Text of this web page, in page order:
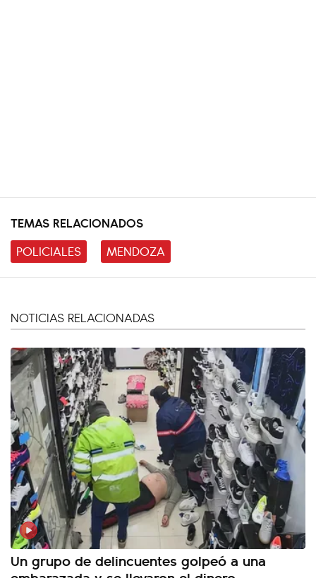
TEMAS RELACIONADOS
POLICIALES
MENDOZA
NOTICIAS RELACIONADAS
Un grupo de delincuentes golpeó a una